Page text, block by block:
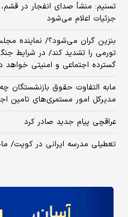
تسنیم: منشأ صدای انفجار در
جزئیات اعلام می‌شود
بنزین گران می‌شود؟/ نماینده
تورمی را تشدید کند/ در شرایط
گسترده اجتماعی و امنیتی خواهد
مابه التفاوت حقوق
مدیرکل امور مستمری‌های تامین
عراقچی پیام جدید صادر کرد
تعطیلی مدرسه ایرانی در کویت/